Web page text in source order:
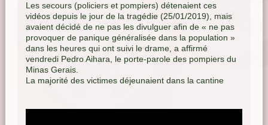
Les secours (policiers et pompiers) détenaient ces
vidéos depuis le jour de la tragédie (25/01/2019), mais
avaient décidé de ne pas les divulguer afin de « ne pas
provoquer de panique généralisée dans la population »
dans les heures qui ont suivi le drame, a affirmé
vendredi Pedro Aihara, le porte-parole des pompiers du
Minas Gerais.
La majorité des victimes déjeunaient dans la cantine